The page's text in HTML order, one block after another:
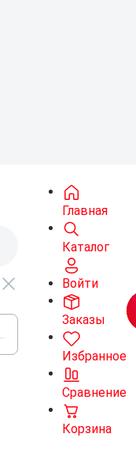
Главная
Каталог
Войти
Заказы
Избранное
Сравнение
Корзина